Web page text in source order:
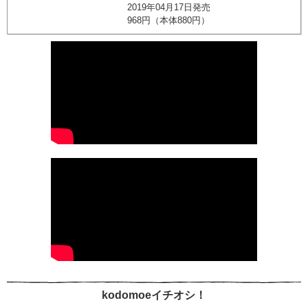
2019年04月17日発売
968円（本体880円）
kodomoeイチオシ！